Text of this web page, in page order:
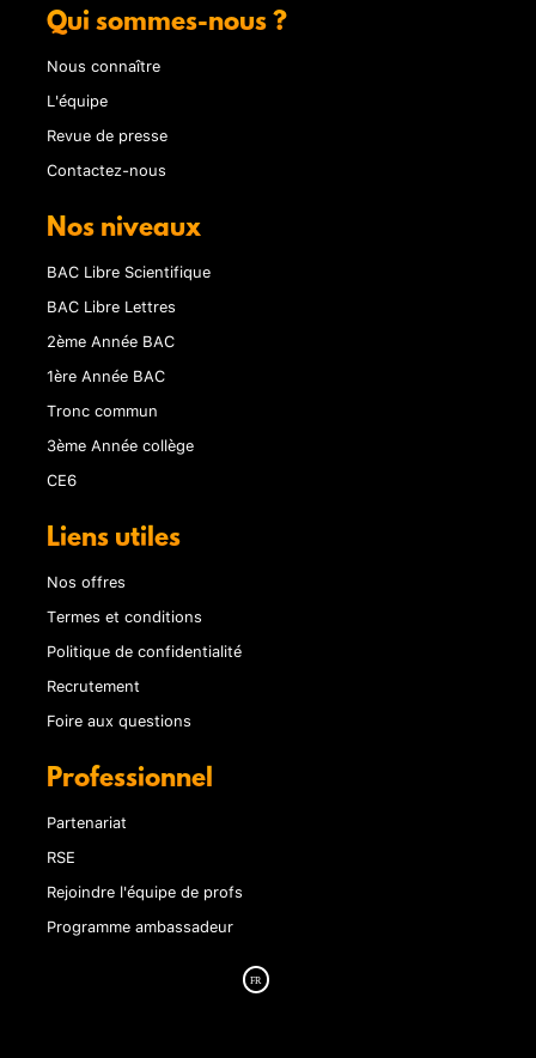
Qui sommes-nous ?
Nous connaître
L'équipe
Revue de presse
Contactez-nous
Nos niveaux
BAC Libre Scientifique
BAC Libre Lettres
2ème Année BAC
1ère Année BAC
Tronc commun
3ème Année collège
CE6
Liens utiles
Nos offres
Termes et conditions
Politique de confidentialité
Recrutement
Foire aux questions
Professionnel
Partenariat
RSE
Rejoindre l'équipe de profs
Programme ambassadeur